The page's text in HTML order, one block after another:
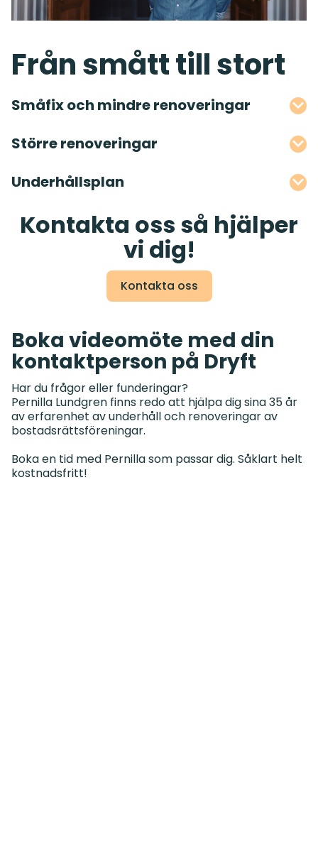
Från smått till stort
Småfix och mindre renoveringar
Större renoveringar
Underhållsplan
Kontakta oss så hjälper
vi dig!
Kontakta oss
Boka videomöte med din
kontaktperson på Dryft
Har du frågor eller funderingar?
Pernilla Lundgren finns redo att hjälpa dig sina 35 år
av erfarenhet av underhåll och renoveringar av
bostadsrättsföreningar.
Boka en tid med Pernilla som passar dig. Såklart helt